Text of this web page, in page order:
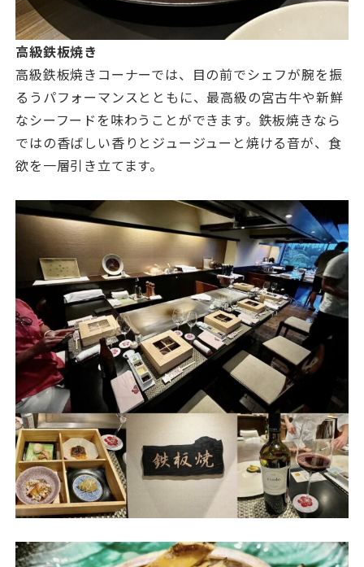
高級鉄板焼き
高級鉄板焼きコーナーでは、目の前でシェフが腕を振
るうパフォーマンスとともに、最高級の宮古牛や新鮮
なシーフードを味わうことができます。鉄板焼きなら
ではの香ばしい香りとジュージューと焼ける音が、食
欲を一層引き立てます。